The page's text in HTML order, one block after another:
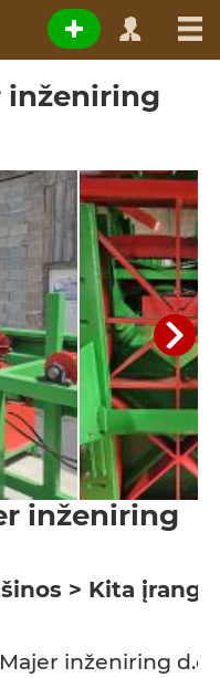
inženiring
inženiring
> Kita įranga
Majer inženiring